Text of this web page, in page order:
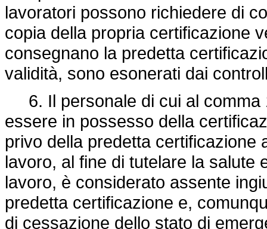
lavoratori possono richiedere di
copia della propria certificazione
consegnano la predetta
validità, sono esonerati dai
6. Il personale di cui al comma
essere in possesso della
privo della predetta certificazione
lavoro, al fine di tutelare la salute
lavoro, è considerato assente
predetta certificazione e,
di cessazione dello stato di